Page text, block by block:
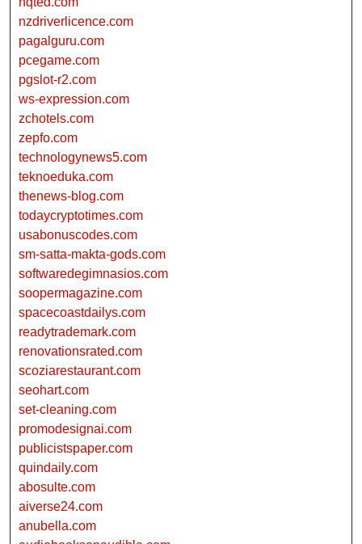
nzdriverlicence.com
pagalguru.com
pcegame.com
pgslot-r2.com
ws-expression.com
zchotels.com
zepfo.com
technologynews5.com
teknoeduka.com
thenews-blog.com
todaycryptotimes.com
usabonuscodes.com
sm-satta-makta-gods.com
softwaredegimnasios.com
soopermagazine.com
spacecoastdailys.com
readytrademark.com
renovationsrated.com
scoziarestaurant.com
seohart.com
set-cleaning.com
promodesignai.com
publicistspaper.com
quindaily.com
abosulte.com
aiverse24.com
anubella.com